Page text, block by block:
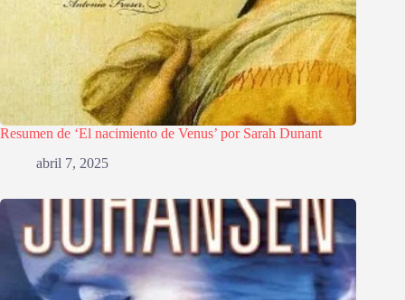
Resumen de ‘El nacimiento de Venus’ por Sarah Dunant
abril 7, 2025